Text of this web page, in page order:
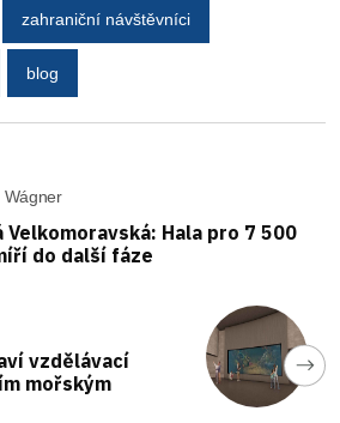
zahraniční návštěvníci
blog
Wágner
Velkomoravská: Hala pro 7 500
do další fáze
vzdělávací
mořským